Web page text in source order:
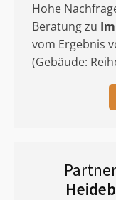
Hohe
Beratung zu
vom Ergebnis
(Gebäude: